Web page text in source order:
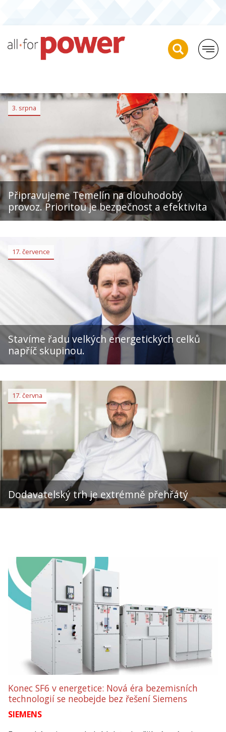
3. srpna
Připravujeme Temelín na dlouhodobý
provoz. Prioritou je bezpečnost a efektivita
17. července
Stavíme řadu velkých energetických celků
napříč skupinou.
17. června
Dodavatelský trh je extrémně přehřátý
Konec SF6 v energetice: Nová éra bezemisních
technologií se neobejde bez řešení Siemens
SIEMENS